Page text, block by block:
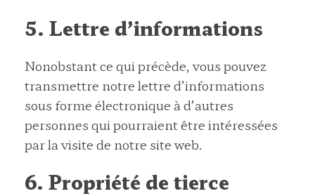
5. Lettre d’informations
Nonobstant ce qui précède, vous pouvez
transmettre notre lettre d’informations
sous forme électronique à d’autres
personnes qui pourraient être intéressées
par la visite de notre site web.
6. Propriété de tierce